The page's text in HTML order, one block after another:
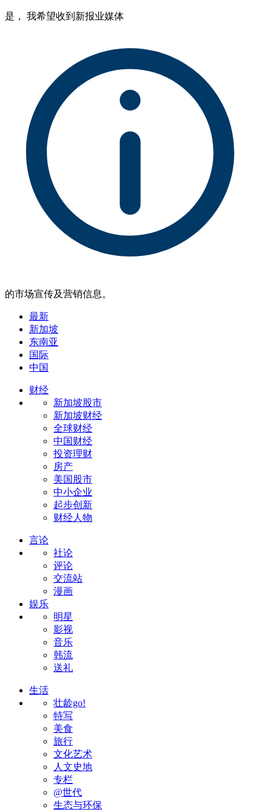
是， 我希望收到新报业媒体
的市场宣传及营销信息。
最新
新加坡
东南亚
国际
中国
财经
新加坡股市
新加坡财经
全球财经
中国财经
投资理财
房产
美国股市
中小企业
起步创新
财经人物
言论
社论
评论
交流站
漫画
娱乐
明星
影视
音乐
韩流
送礼
生活
壮龄go!
特写
美食
旅行
文化艺术
人文史地
专栏
@世代
生态与环保